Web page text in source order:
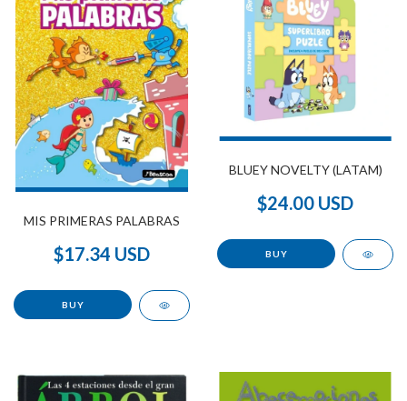
MIS PRIMERAS PALABRAS
$17.34 USD
BLUEY NOVELTY (LATAM)
$24.00 USD